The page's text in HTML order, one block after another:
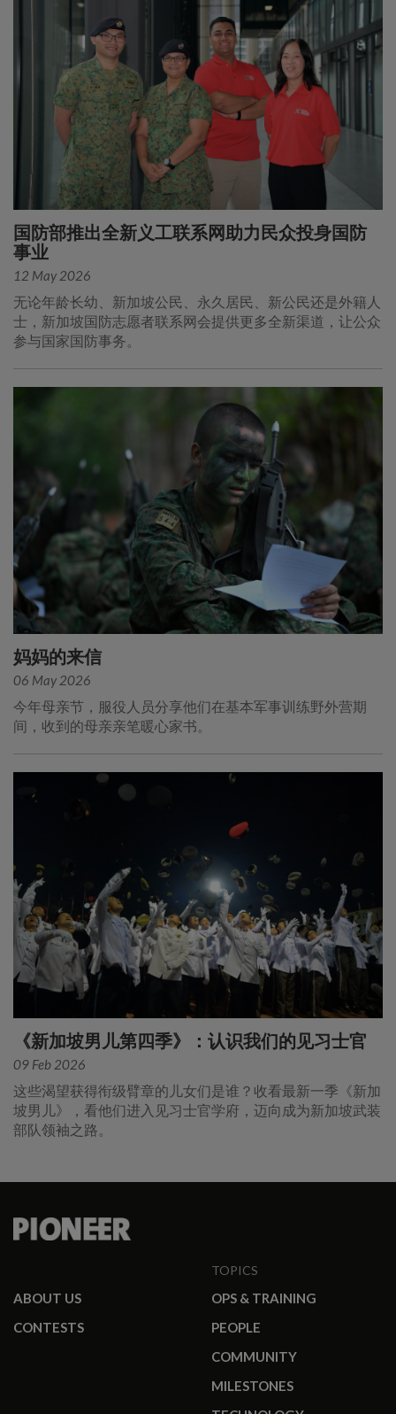
国防部推出全新义工联系网助力民众投身国防
事业
12 May 2026
无论年龄长幼、新加坡公民、永久居民、新公民还是外籍人
士，新加坡国防志愿者联系网会提供更多全新渠道，让公众
参与国家国防事务。
妈妈的来信
06 May 2026
今年母亲节，服役人员分享他们在基本军事训练野外营期
间，收到的母亲亲笔暖心家书。
《新加坡男儿第四季》：认识我们的见习士官
09 Feb 2026
这些渴望获得衔级臂章的儿女们是谁？收看最新一季《新加
坡男儿》，看他们进入见习士官学府，迈向成为新加坡武装
部队领袖之路。
ABOUT US
CONTESTS
TOPICS
OPS & TRAINING
PEOPLE
COMMUNITY
MILESTONES